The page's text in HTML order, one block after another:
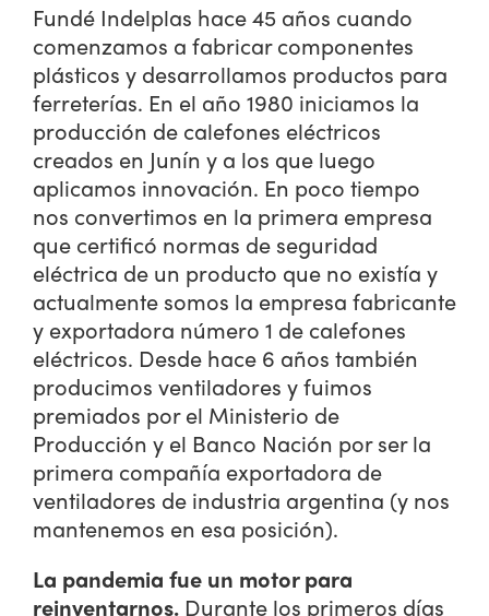
Fundé Indelplas hace 45 años cuando
comenzamos a fabricar componentes
plásticos y desarrollamos productos para
ferreterías. En el año 1980 iniciamos la
producción de calefones eléctricos
creados en Junín y a los que luego
aplicamos innovación. En poco tiempo
nos convertimos en la primera empresa
que certificó normas de seguridad
eléctrica de un producto que no existía y
actualmente somos la empresa fabricante
y exportadora número 1 de calefones
eléctricos. Desde hace 6 años también
producimos ventiladores y fuimos
premiados por el Ministerio de
Producción y el Banco Nación por ser la
primera compañía exportadora de
ventiladores de industria argentina (y nos
mantenemos en esa posición).
La pandemia fue un motor para
reinventarnos. Durante los primeros días